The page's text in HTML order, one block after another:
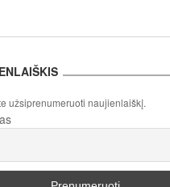
užsiprenumeruoti naujienlaiškį.